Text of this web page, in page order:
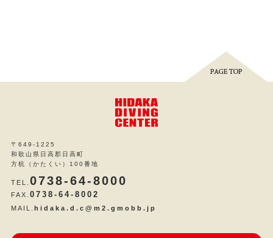
〒649-1225
和歌山県日高郡日高町
方杭（かたくい）100番地
TEL. 0738-64-8000
FAX. 0738-64-8002
MAIL. hidaka.d.c@m2.gmobb.jp